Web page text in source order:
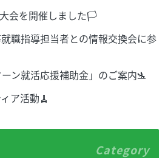
会を開催しました🏳
職指導担当者との情報交換会に参
ン就活応援補助金」のご案内🛬
ア活動🧹
Category